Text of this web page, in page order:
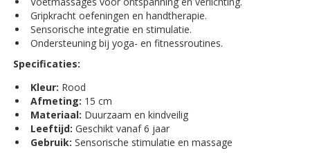
Gripkracht oefeningen en handtherapie.
Sensorische integratie en stimulatie.
Ondersteuning bij yoga- en fitnessroutines.
Specificaties:
Kleur: Rood
Afmeting: 15 cm
Materiaal: Duurzaam en kindveilig
Leeftijd: Geschikt vanaf 6 jaar
Gebruik: Sensorische stimulatie en massage